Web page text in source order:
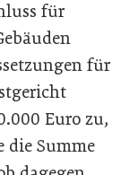
für
für
Euro zu,
die Summe